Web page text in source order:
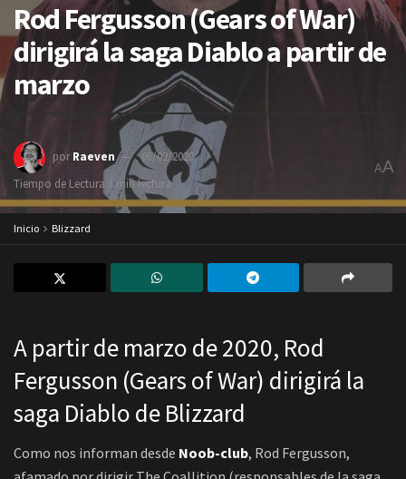
Rod Fergusson (Gears of War)
dirigirá la saga Diablo a partir de
marzo
por Raeven
06/02/2020
Tiempo de Lectura:1 min lectura
AA
Inicio Blizzard
A partir de marzo de 2020, Rod
Fergusson (Gears of War) dirigirá la
saga Diablo de Blizzard
Como nos informan desde Noob-club, Rod Fergusson,